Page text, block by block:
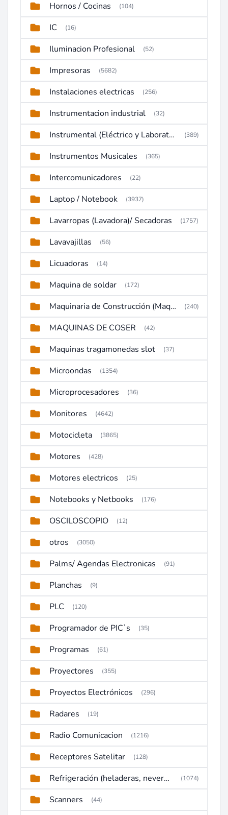
Hornos / Cocinas (104)
IC (16)
Iluminacion Profesional (52)
Impresoras (5682)
Instalaciones electricas (256)
Instrumentacion industrial (32)
Instrumental (Eléctrico y Laboratorio) (389)
Instrumentos Musicales (365)
Intercomunicadores (22)
Laptop / Notebook (3937)
Lavarropas (Lavadora)/ Secadoras (1757)
Lavavajillas (56)
Licuadoras (14)
Maquina de soldar (172)
Maquinaria de Construcción (Maquinaria Pesada) (240)
MAQUINAS DE COSER (42)
Maquinas tragamonedas slot (37)
Microondas (1354)
Microprocesadores (36)
Monitores (4642)
Motocicleta (3865)
Motores (428)
Motores electricos (25)
Notebooks y Netbooks (176)
OSCILOSCOPIO (12)
otros (3050)
Palms/ Agendas Electronicas (91)
Planchas (9)
PLC (120)
Programador de PIC`s (35)
Programas (61)
Proyectores (355)
Proyectos Electrónicos (296)
Radares (19)
Radio Comunicacion (1216)
Receptores Satelitar (128)
Refrigeración (heladeras, neveras, congeladores) (1074)
Scanners (44)